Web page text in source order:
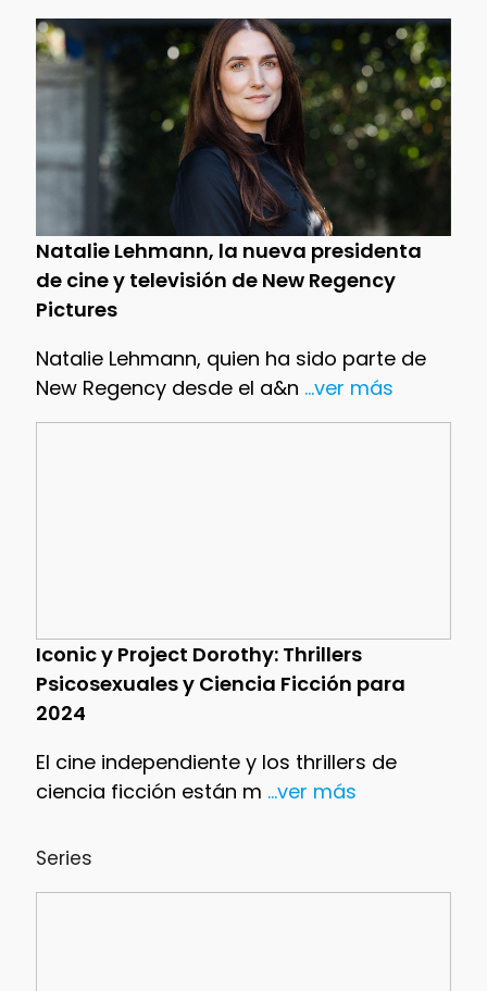
Natalie Lehmann, la nueva presidenta
de cine y televisión de New Regency
Pictures
Natalie Lehmann, quien ha sido parte de
New Regency desde el a&n ...ver más
Iconic y Project Dorothy: Thrillers
Psicosexuales y Ciencia Ficción para
2024
El cine independiente y los thrillers de
ciencia ficción están m ...ver más
Series